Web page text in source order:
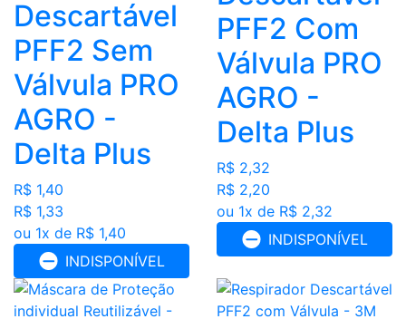
Descartável
PFF2 Sem
Válvula PRO
AGRO -
Delta Plus
R$ 1,40
R$ 1,33
ou 1x de R$ 1,40
INDISPONÍVEL
PFF2 Com
Válvula PRO
AGRO -
Delta Plus
R$ 2,32
R$ 2,20
ou 1x de R$ 2,32
INDISPONÍVEL